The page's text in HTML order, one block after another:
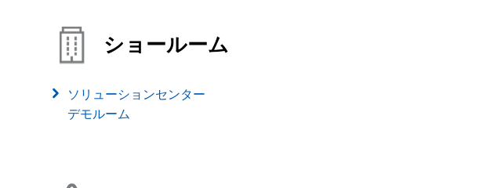
ショールーム
ソリューションセンター
デモルーム